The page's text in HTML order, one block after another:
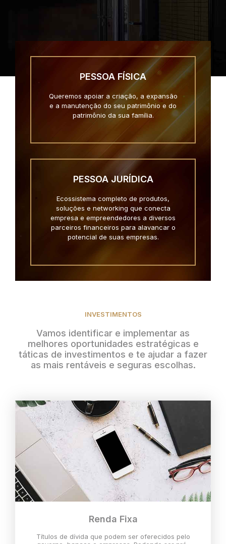
PESSOA FÍSICA
Queremos apoiar a criação, a expansão
e a manutenção do seu patrimônio e do
patrimônio da sua família.
PESSOA JURÍDICA
Ecossistema completo de produtos,
soluções e networking que conecta
empresa e empreendedores a diversos
parceiros financeiros para alavancar o
potencial de suas empresas.
INVESTIMENTOS
Vamos identificar e implementar as
melhores oportunidades estratégicas e
táticas de investimentos e te ajudar a fazer
as mais rentáveis e seguras escolhas.
Renda Fixa
Títulos de dívida que podem ser oferecidos pelo